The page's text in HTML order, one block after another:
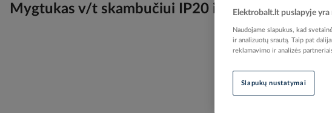
Mygtukas v/t skambučiui IP20 iki 24V suElektrobalt.lt puslapyje
Naudojame slapukus, kad
ir analizuotų srautą. Taip pat
reklamavimo ir analizės
Slapukų nustatymai